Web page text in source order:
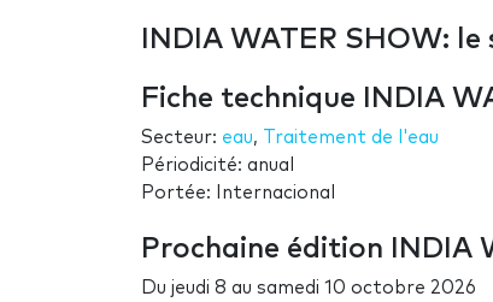
INDIA WATER SHOW: le
Fiche technique INDIA
Secteur: eau,
Traitement de l'eau
Périodicité: anual
Portée: Internacional
Prochaine édition INDIA
Du jeudi 8 au samedi 10 octobre 2026